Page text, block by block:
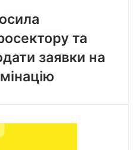
та
заявки на